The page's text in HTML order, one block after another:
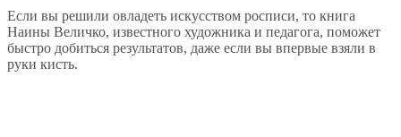
Если вы решили овладеть искусством росписи, то книга
Наины Величко, известного художника и педагога, поможет
быстро добиться результатов, даже если вы впервые взяли в
руки кисть.